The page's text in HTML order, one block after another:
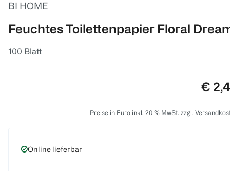
BI HOME
Feuchtes Toilettenpapier Floral
100 Blatt
€
Preise in Euro inkl. 20 % MwSt. zzgl.
Online lieferbar